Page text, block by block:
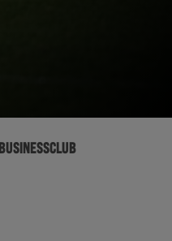
BUSINESSCLUB